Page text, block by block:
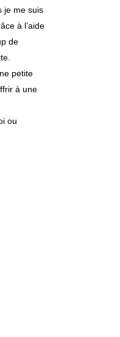
je me suis
à l’aide
de
petite
à une
ou